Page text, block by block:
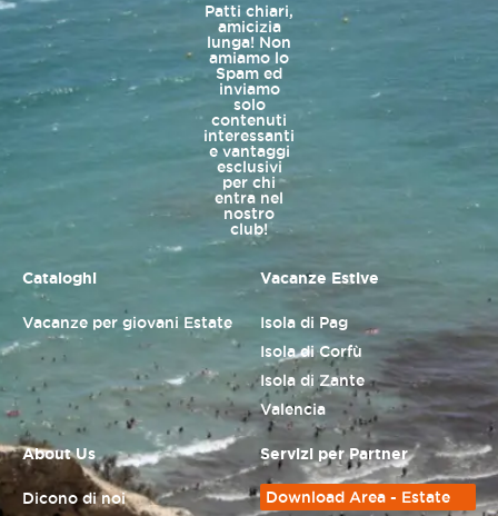
Patti chiari,
amicizia
lunga! Non
amiamo lo
Spam ed
inviamo
solo
contenuti
interessanti
e vantaggi
esclusivi
per chi
entra nel
nostro
club!
Cataloghi
Vacanze per giovani Estate
Vacanze Estive
Isola di Pag
Isola di Corfù
Isola di Zante
Valencia
About Us
Dicono di noi
Servizi per Partner
Download Area - Estate